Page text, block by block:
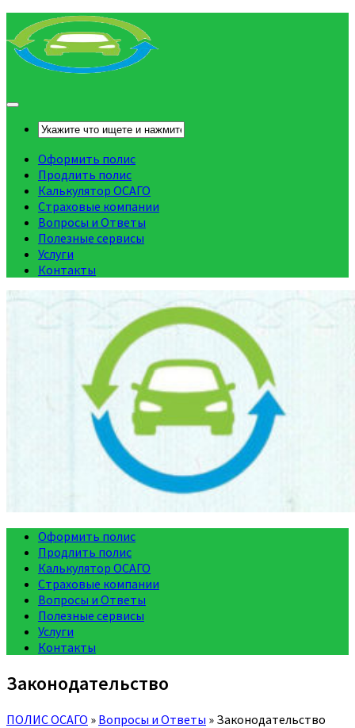
Оформить полис
Продлить полис
Калькулятор ОСАГО
Страховые компании
Вопросы и Ответы
Полезные сервисы
Услуги
Контакты
Оформить полис
Продлить полис
Калькулятор ОСАГО
Страховые компании
Вопросы и Ответы
Полезные сервисы
Услуги
Контакты
Законодательство
ПОЛИС ОСАГО » Вопросы и Ответы » Законодательство